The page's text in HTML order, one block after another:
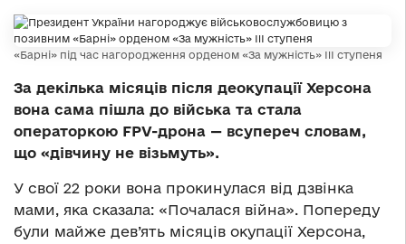
«Барні» під час нагородження орденом «За мужність» III ступеня
За декілька місяців після деокупації Херсона
вона сама пішла до війська та стала
операторкою FPV-дрона — всупереч словам,
що «дівчину не візьмуть».
У свої 22 роки вона прокинулася від дзвінка
мами, яка сказала: «Почалася війна». Попереду
були майже дев’ять місяців окупації Херсона,